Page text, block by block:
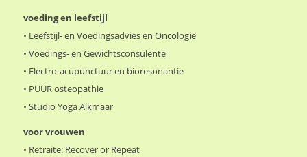
voeding en leefstijl
• Leefstijl- en Voedingsadvies en Oncologie
• Voedings- en Gewichtsconsulente
• Electro-acupunctuur en bioresonantie
• PUUR osteopathie
• Studio Yoga Alkmaar
voor vrouwen
• Retraite: Recover or Repeat